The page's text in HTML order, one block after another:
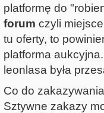
platformę do
forum czyli
tu oferty, to
platforma
leonlasa była
Co do
Sztywne zakazy